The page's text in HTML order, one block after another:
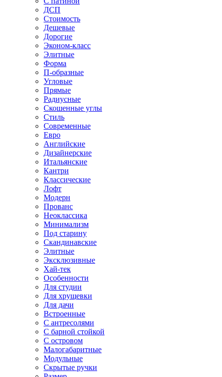
ДСП
Стоимость
Дешевые
Дорогие
Эконом-класс
Элитные
Форма
П-образные
Угловые
Прямые
Радиусные
Скошенные углы
Стиль
Современные
Евро
Английские
Дизайнерские
Итальянские
Кантри
Классические
Лофт
Модерн
Прованс
Неоклассика
Минимализм
Под старину
Скандинавские
Элитные
Эксклюзивные
Хай-тек
Особенности
Для студии
Для хрущевки
Для дачи
Встроенные
С антресолями
С барной стойкой
С островом
Малогабаритные
Модульные
Скрытые ручки